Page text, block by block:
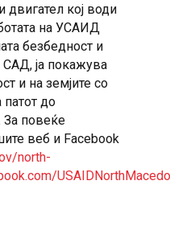
двигател кој води
на УСАИД
безбедност и
САД, ја покажува
и на земјите со
до
За повеќе
веб и Facebook
north-